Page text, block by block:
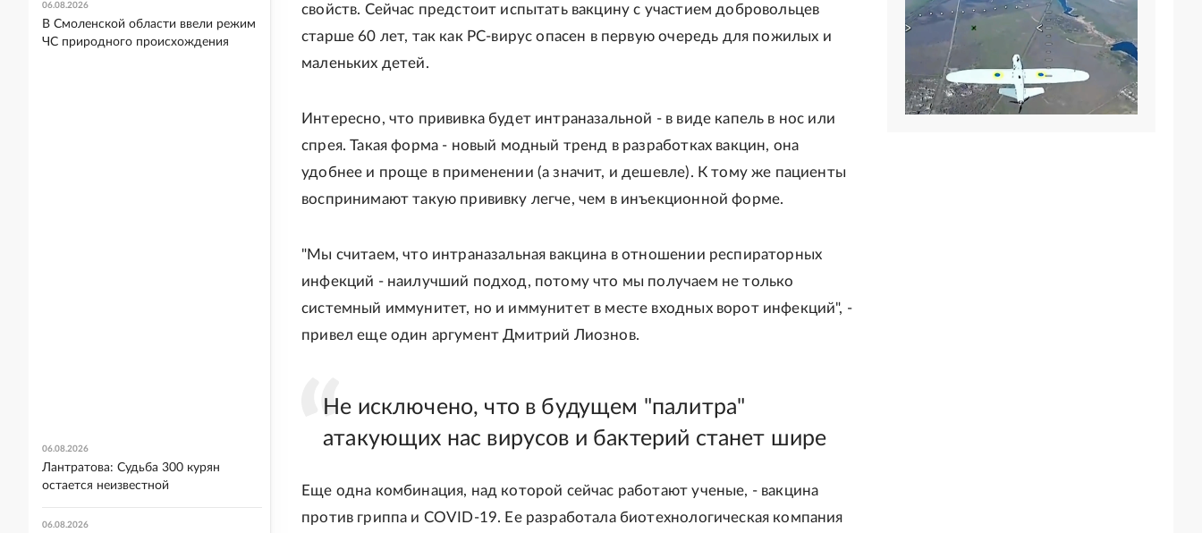
свойств. Сейчас предстоит испытать вакцину с участием добровольцев
старше 60 лет, так как РС-вирус опасен в первую очередь для пожилых и
маленьких детей.
Интересно, что прививка будет интраназальной - в виде капель в нос или
спрея. Такая форма - новый модный тренд в разработках вакцин, она
удобнее и проще в применении (а значит, и дешевле). К тому же пациенты
воспринимают такую прививку легче, чем в инъекционной форме.
"Мы считаем, что интраназальная вакцина в отношении респираторных
инфекций - наилучший подход, потому что мы получаем не только
системный иммунитет, но и иммунитет в месте входных ворот инфекций", -
привел еще один аргумент Дмитрий Лиознов.
Не исключено, что в будущем "палитра"
атакующих нас вирусов и бактерий станет шире
Еще одна комбинация, над которой сейчас работают ученые, - вакцина
против гриппа и COVID-19. Ее разработала биотехнологическая компания
06.08.2026
В Смоленской области ввели режим
ЧС природного происхождения
06.08.2026
Лантратова: Судьба 300 курян
остается неизвестной
06.08.2026